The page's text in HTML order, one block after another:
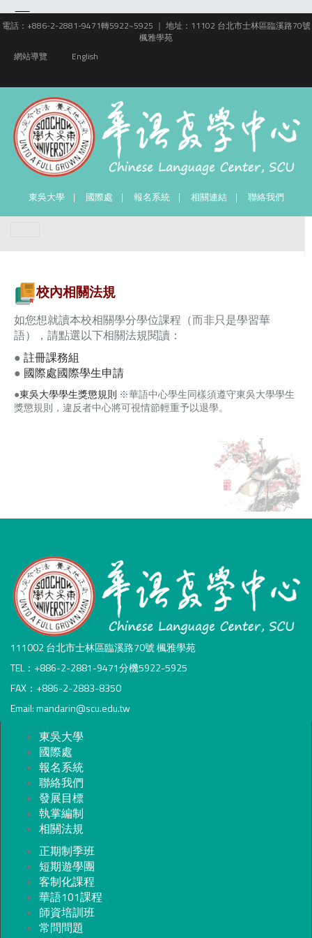
電話：+886-2-2881-9471轉5922~5925 ｜ 地址：11102 台北市士林區臨溪路70號
楓雅學苑
網站導覽
English
東吳大學 國際處 報名系統 相關連結 聯絡我們
校內相關法規
如您想就讀本校相關學分學位課程（而非只是學習華
語），請點選以下相關法規閱讀：
● 註冊課務組
● 國際處國際學生申請
●東吳大學學生獎懲規則 ※華語中心學生同樣須遵守東吳大學學生
獎懲規則，違反者中心將可視情節輕重予以退學。
111002 台北市士林區臨溪路70號 楓雅學苑
TEL：+886-2-2881-9471分機5922-5925
FAX：+886-2-2883-8350
Email: mandarin@scu.edu.tw
東吳大學
國際處
報名系統
聯絡我們
發展目標
執掌編制
相關法規
正期制季班
短期遊學團
客制化課程
華語101課程
師資培訓班
常問問題